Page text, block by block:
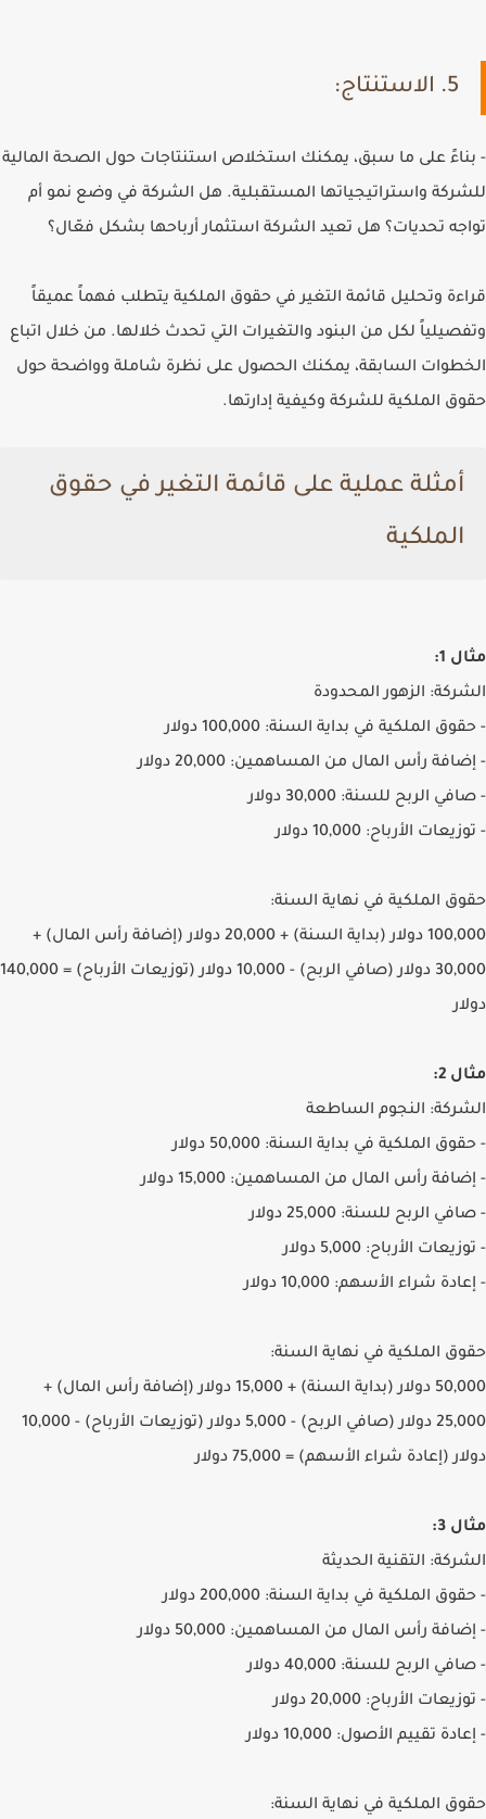
5. الاستنتاج:
- بناءً على ما سبق، يمكنك استخلاص استنتاجات حول الصحة المالية
للشركة واستراتيجياتها المستقبلية. هل الشركة في وضع نمو أم
تواجه تحديات؟ هل تعيد الشركة استثمار أرباحها بشكل فعّال؟
قراءة وتحليل قائمة التغير في حقوق الملكية يتطلب فهماً عميقاً
وتفصيلياً لكل من البنود والتغيرات التي تحدث خلالها. من خلال اتباع
الخطوات السابقة، يمكنك الحصول على نظرة شاملة وواضحة حول
حقوق الملكية للشركة وكيفية إدارتها.
أمثلة عملية على قائمة التغير في حقوق
الملكية
مثال 1:
الشركة: الزهور المحدودة
- حقوق الملكية في بداية السنة: 100,000 دولار
- إضافة رأس المال من المساهمين: 20,000 دولار
- صافي الربح للسنة: 30,000 دولار
- توزيعات الأرباح: 10,000 دولار
حقوق الملكية في نهاية السنة:
100,000 دولار (بداية السنة) + 20,000 دولار (إضافة رأس المال) +
30,000 دولار (صافي الربح) - 10,000 دولار (توزيعات الأرباح) = 140,000
دولار
مثال 2:
الشركة: النجوم الساطعة
- حقوق الملكية في بداية السنة: 50,000 دولار
- إضافة رأس المال من المساهمين: 15,000 دولار
- صافي الربح للسنة: 25,000 دولار
- توزيعات الأرباح: 5,000 دولار
- إعادة شراء الأسهم: 10,000 دولار
حقوق الملكية في نهاية السنة:
50,000 دولار (بداية السنة) + 15,000 دولار (إضافة رأس المال) +
25,000 دولار (صافي الربح) - 5,000 دولار (توزيعات الأرباح) - 10,000
دولار (إعادة شراء الأسهم) = 75,000 دولار
مثال 3:
الشركة: التقنية الحديثة
- حقوق الملكية في بداية السنة: 200,000 دولار
- إضافة رأس المال من المساهمين: 50,000 دولار
- صافي الربح للسنة: 40,000 دولار
- توزيعات الأرباح: 20,000 دولار
- إعادة تقييم الأصول: 10,000 دولار
حقوق الملكية في نهاية السنة: